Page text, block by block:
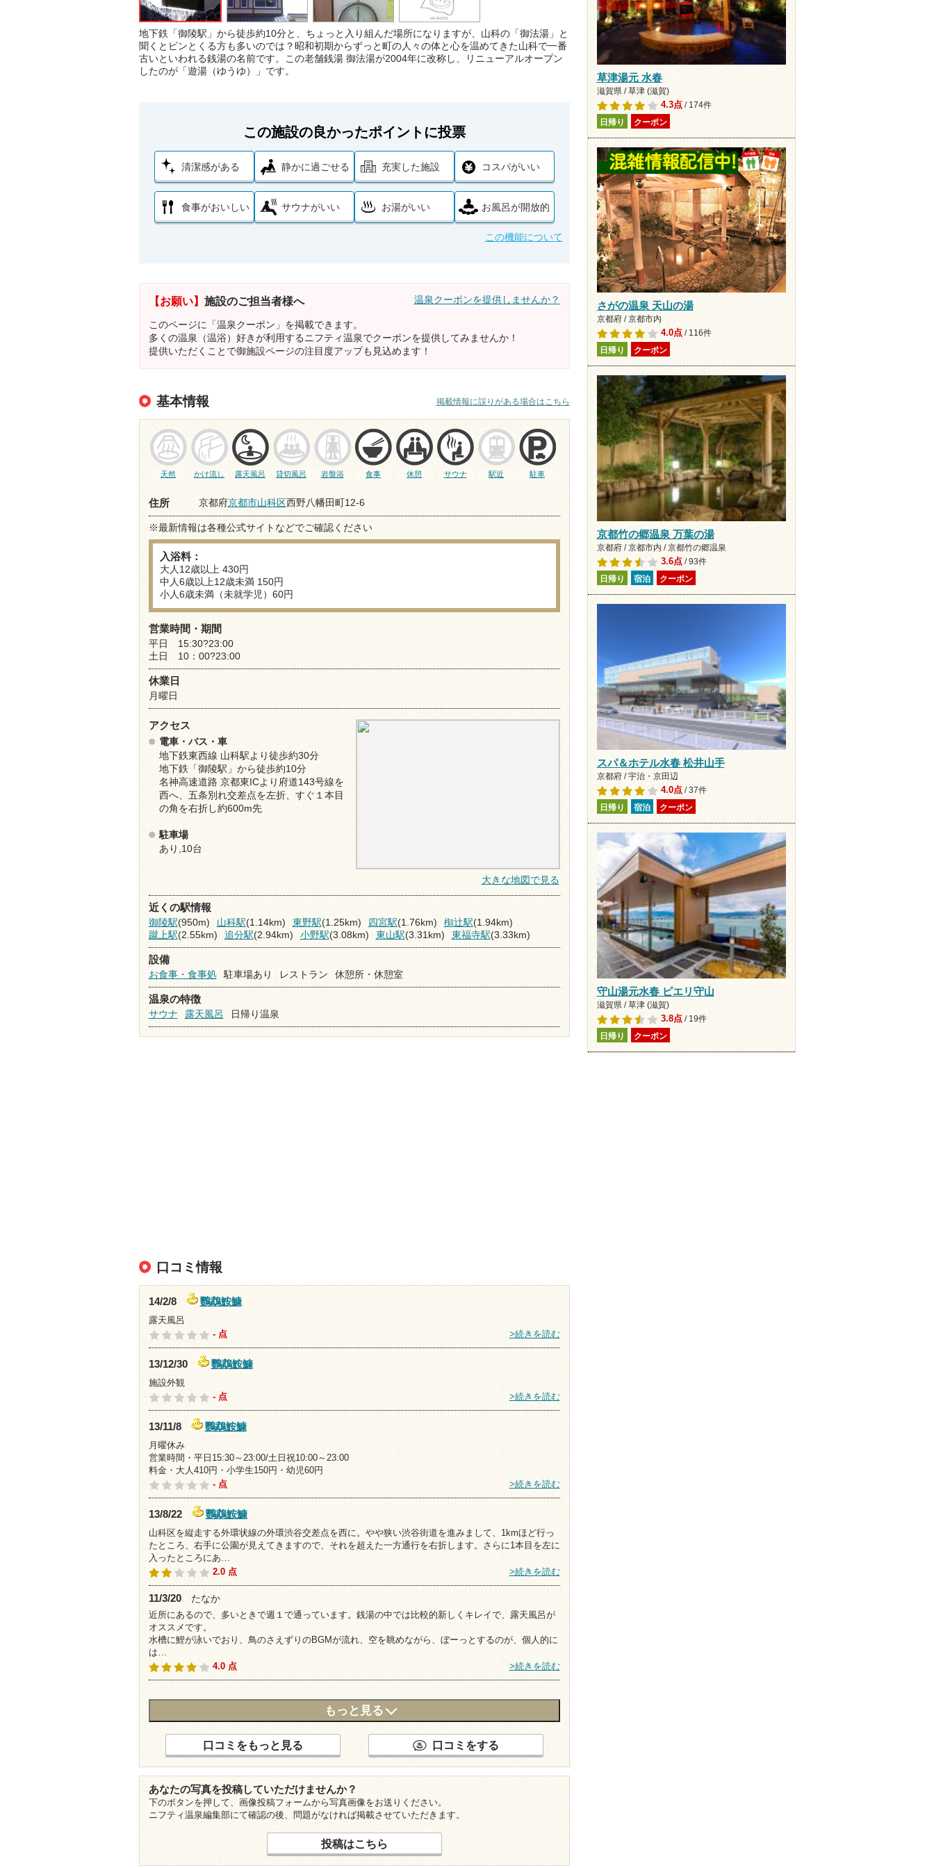
地下鉄「御陵駅」から徒歩約10分と、ちょっと入り組んだ場所になりますが、山科の「御法湯」と
聞くとピンとくる方も多いのでは？昭和初期からずっと町の人々の体と心を温めてきた山科で一番
古いといわれる銭湯の名前です。この老舗銭湯 御法湯が2004年に改称し、リニューアルオープン
したのが「遊湯（ゆうゆ）」です。
この施設の良かったポイントに投票
清潔感がある 静かに過ごせる 充実した施設 コスパがいい
食事がおいしい サウナがいい お湯がいい お風呂が開放的
この機能について
【お願い】 施設のご担当者様へ 温泉クーポンを提供しませんか？
このページに「温泉クーポン」を掲載できます。
多くの温泉（温浴）好きが利用するニフティ温泉でクーポンを提供してみませんか！
提供いただくことで御施設ページの注目度アップも見込めます！
基本情報 掲載情報に誤りがある場合はこちら
天然 かけ流し 露天風呂 貸切風呂 岩盤浴 食事 休憩 サウナ 駅近 駐車
住所 京都府京都市山科区西野八幡田町12-6
※最新情報は各種公式サイトなどでご確認ください
入浴料：
大人12歳以上 430円
中人6歳以上12歳未満 150円
小人6歳未満（未就学児）60円
営業時間・期間
平日 15:30?23:00
土日 10：00?23:00
休業日
月曜日
アクセス
電車・バス・車
地下鉄東西線 山科駅より徒歩約30分
地下鉄「御陵駅」から徒歩約10分
名神高速道路 京都東ICより府道143号線を
西へ、五条別れ交差点を左折、すぐ１本目
の角を右折し約600m先
駐車場
あり,10台
大きな地図で見る
近くの駅情報
御陵駅(950m) 山科駅(1.14km) 東野駅(1.25km) 四宮駅(1.76km) 椥辻駅(1.94km)
蹴上駅(2.55km) 追分駅(2.94km) 小野駅(3.08km) 東山駅(3.31km) 東福寺駅(3.33km)
設備
お食事・食事処
駐車場あり レストラン 休憩所・休憩室
温泉の特徴
サウナ
露天風呂 日帰り温泉
口コミ情報
14/2/8
鸚鵡鮟鱇
露天風呂
- 点
>続きを読む
13/12/30
鸚鵡鮟鱇
施設外観
- 点
>続きを読む
13/11/8
鸚鵡鮟鱇
月曜休み
営業時間・平日15:30～23:00/土日祝10:00～23:00
料金・大人410円・小学生150円・幼児60円
- 点
>続きを読む
13/8/22
鸚鵡鮟鱇
山科区を縦走する外環状線の外環渋谷交差点を西に。やや狭い渋谷街道を進みまして、1kmほど行っ
たところ、右手に公園が見えてきますので、それを超えた一方通行を右折します。さらに1本目を左に
入ったところにあ…
2.0 点
>続きを読む
11/3/20 たなか
近所にあるので、多いときで週１で通っています。銭湯の中では比較的新しくキレイで、露天風呂が
オススメです。
水槽に鯉が泳いでおり、鳥のさえずりのBGMが流れ、空を眺めながら、ぼーっとするのが、個人的に
は…
4.0 点
>続きを読む
もっと見る
口コミをもっと見る 口コミをする
あなたの写真を投稿していただけませんか？
下のボタンを押して、画像投稿フォームから写真画像をお送りください。
ニフティ温泉編集部にて確認の後、問題がなければ掲載させていただきます。
投稿はこちら
草津湯元 水春
滋賀県 / 草津 (滋賀)
4.3点/ 174件
日帰り クーポン
さがの温泉 天山の湯
京都府 / 京都市内
4.0点/ 116件
日帰り クーポン
京都竹の郷温泉 万葉の湯
京都府 / 京都市内 / 京都竹の郷温泉
3.6点/ 93件
日帰り 宿泊 クーポン
スパ＆ホテル水春 松井山手
京都府 / 宇治・京田辺
4.0点/ 37件
日帰り 宿泊 クーポン
守山湯元水春 ピエリ守山
滋賀県 / 草津 (滋賀)
3.8点/ 19件
日帰り クーポン